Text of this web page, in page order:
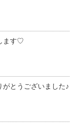
ます♡
とうございました♪